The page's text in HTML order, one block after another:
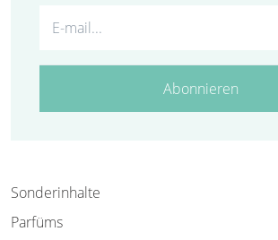
Abonnieren
Sonderinhalte
Parfüms